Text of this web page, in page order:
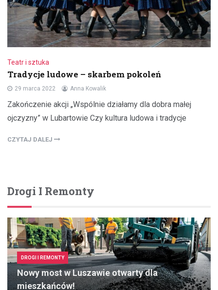
Teatr i sztuka
Tradycje ludowe – skarbem pokoleń
29 marca 2022 Anna Kowalik
Zakończenie akcji „Wspólnie działamy dla dobra małej
ojczyzny” w Lubartowie Czy kultura ludowa i tradycje
CZYTAJ DALEJ
Drogi I Remonty
DROGI I REMONTY
Nowy most w Luszawie otwarty dla
mieszkańców!